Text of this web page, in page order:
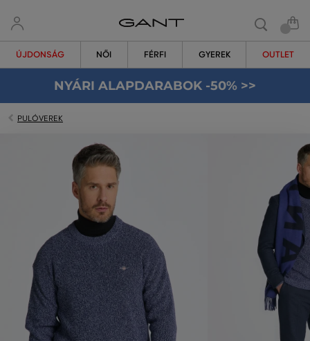
ÚJDONSÁG NŐI FÉRFI GYEREK OUTLET
NYÁRI ALAPDARABOK -50% >>
PULÓVEREK